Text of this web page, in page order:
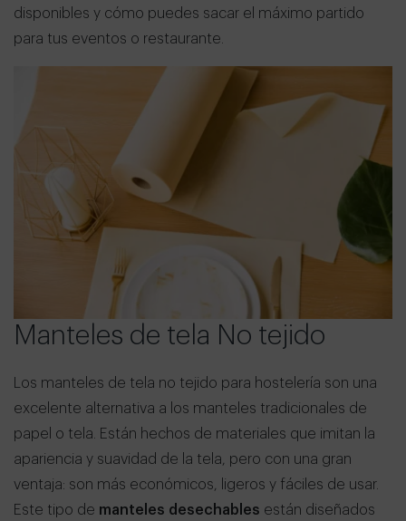
disponibles y cómo puedes sacar el máximo partido
para tus eventos o restaurante.
Manteles de tela No tejido
Los manteles de tela no tejido para hostelería son una
excelente alternativa a los manteles tradicionales de
papel o tela. Están hechos de materiales que imitan la
apariencia y suavidad de la tela, pero con una gran
ventaja: son más económicos, ligeros y fáciles de usar.
Este tipo de manteles desechables están diseñados